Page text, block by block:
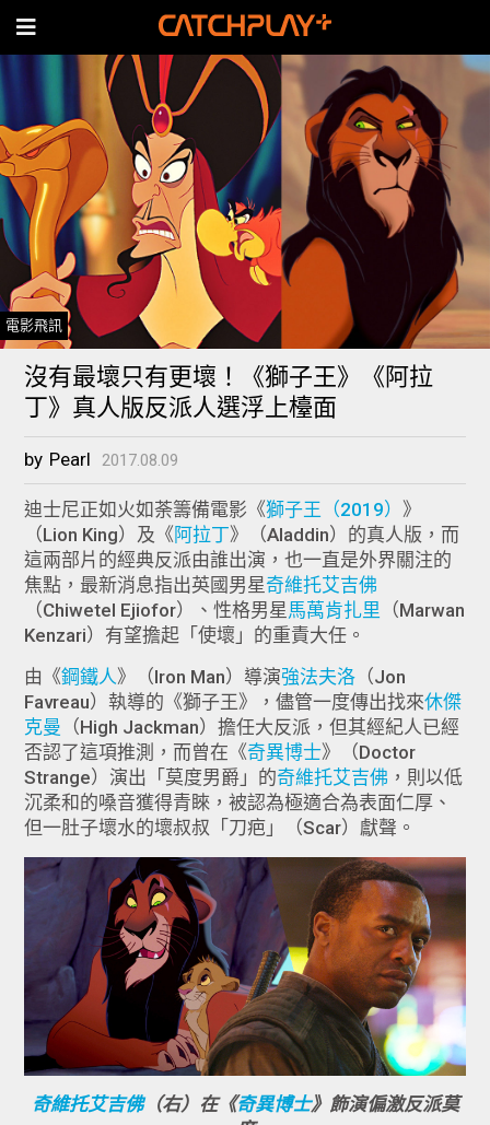
電影飛訊
沒有最壞只有更壞！《獅子王》《阿拉
丁》真人版反派人選浮上檯面
by Pearl 2017.08.09
迪士尼正如火如荼籌備電影《獅子王（2019） 》
（Lion King）及《阿拉丁》（Aladdin）的真人版，而
這兩部片的經典反派由誰出演，也一直是外界關注的
焦點，最新消息指出英國男星奇維托艾吉佛
（Chiwetel Ejiofor）、性格男星 馬萬肯扎里 （Marwan
Kenzari）有望擔起「使壞」的重責大任。
由《鋼鐵人》（Iron Man）導演強法夫洛 （Jon
Favreau）執導的《獅子王》，儘管一度傳出找來休傑
克曼 （High Jackman）擔任大反派，但其經紀人已經
否認了這項推測，而曾在《奇異博士》（Doctor
Strange）演出「莫度男爵」的奇維托艾吉佛 ，則以低
沉柔和的嗓音獲得青睞，被認為極適合為表面仁厚、
但一肚子壞水的壞叔叔「刀疤」（Scar）獻聲。
奇維托艾吉佛（右）在《奇異博士》飾演偏激反派莫